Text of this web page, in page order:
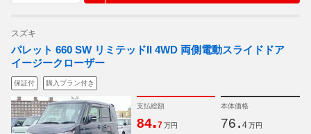
スズキ
パレット 660 SW リミテッドII 4WD 両側電動スライドドア
イージークローザー
保証付 購入プラン付き
支払総額
84.7 万円
本体価格
76. 4 万円